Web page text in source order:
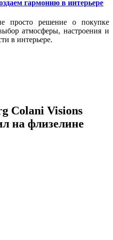
гармонию в интерьере
просто решение о покупке
атмосферы, настроения и
в интерьере.
Colani Visions
на флизелине